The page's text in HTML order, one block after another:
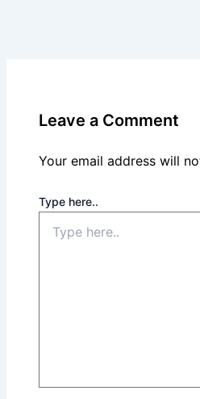
Leave a Comment
Your email address will
Type here..